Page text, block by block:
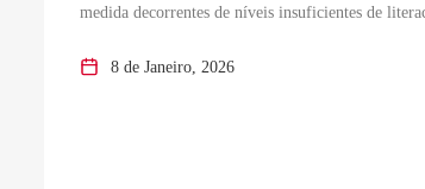
medida decorrentes de níveis insuficientes de
8 de Janeiro, 2026